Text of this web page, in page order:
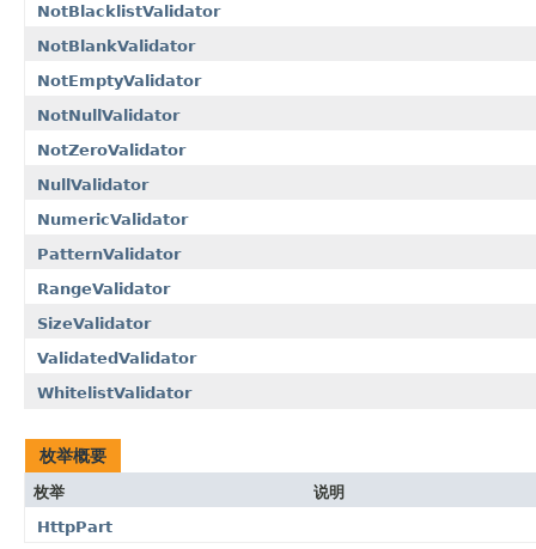
NotBlacklistValidator
NotBlankValidator
NotEmptyValidator
NotNullValidator
NotZeroValidator
NullValidator
NumericValidator
PatternValidator
RangeValidator
SizeValidator
ValidatedValidator
WhitelistValidator
枚举概要
枚举
说明
HttpPart